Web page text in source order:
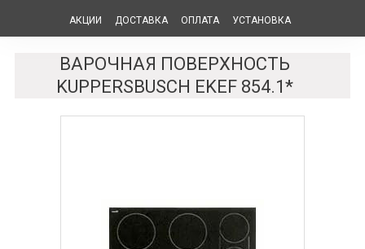
АКЦИИ ДОСТАВКА ОПЛАТА УСТАНОВКА
ВАРОЧНАЯ ПОВЕРХНОСТЬ
KUPPERSBUSCH EKEF 854.1*